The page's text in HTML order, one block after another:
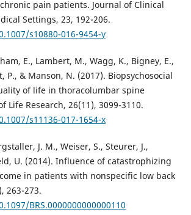
pain patients. Journal of Clinical
Settings, 23, 192-206.
s10880-016-9454-y
E., Lambert, M., Wagg, K., Bigney, E.,
P., & Manson, N. (2017). Biopsychosocial
of life in thoracolumbar spine
Life Research, 26(11), 3099-3110.
s11136-017-1654-x
J. M., Weiser, S., Steurer, J.,
U. (2014). Influence of catastrophizing
in patients with nonspecific low back
263-273.
BRS.0000000000000110